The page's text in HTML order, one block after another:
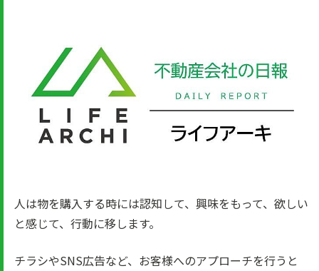
人は物を購入する時には認知して、興味をもって、欲しい
と感じて、行動に移します。
チラシやSNS広告など、お客様へのアプローチを行うと